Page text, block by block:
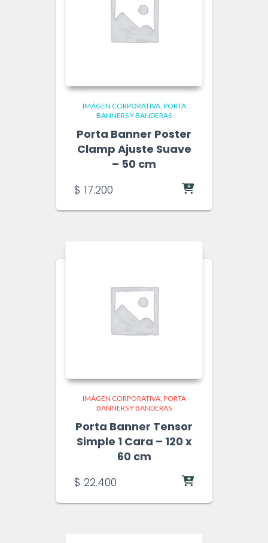
IMÁGEN CORPORATIVA PORTA
BANNERS Y BANDERAS
Porta Banner Poster
Clamp Ajuste Suave
– 50 cm
$ 17.200
IMÁGEN CORPORATIVA PORTA
BANNERS Y BANDERAS
Porta Banner Tensor
Simple 1 Cara – 120 x
60 cm
$ 22.400